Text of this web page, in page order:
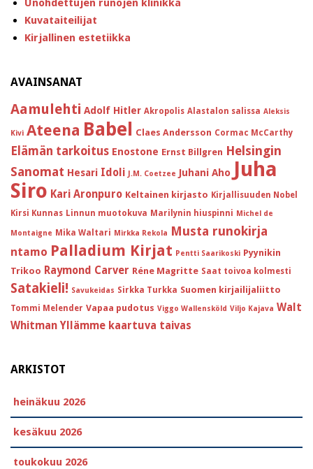
Unohdettujen runojen klinikka
Kuvataiteilijat
Kirjallinen estetiikka
AVAINSANAT
Aamulehti Adolf Hitler Akropolis Alastalon salissa Aleksis
Kivi Ateena Babel Claes Andersson Cormac McCarthy
Elämän tarkoitus Enostone Ernst Billgren Helsingin
Sanomat Hesari Idoli J.M. Coetzee Juhani Aho Juha
Siro Kari Aronpuro Keltainen kirjasto Kirjallisuuden Nobel
Kirsi Kunnas Linnun muotokuva Marilynin hiuspinni Michel de
Montaigne Mika Waltari Mirkka Rekola Musta runokirja
ntamo Palladium Kirjat Pentti Saarikoski Pyynikin
Trikoo Raymond Carver Réne Magritte Saat toivoa kolmesti
Satakieli! Savukeidas Sirkka Turkka Suomen kirjailijaliitto
Tommi Melender Vapaa pudotus Viggo Wallensköld Viljo Kajava Walt
Whitman Yllämme kaartuva taivas
ARKISTOT
heinäkuu 2026
kesäkuu 2026
toukokuu 2026